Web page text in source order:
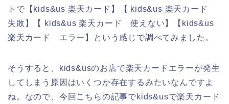
トで【kids&us 楽天カード】【 kids&us 楽天カード
失敗】【 kids&us 楽天カード 使えない】【kids&us
楽天カード エラー】という感じで調べてみました。
そうすると、kids&usのお店で楽天カードエラーが発生
してしまう原因はいくつか存在するみたいなんですよ
ね。なので、今回こちらの記事でkids&usで楽天カード